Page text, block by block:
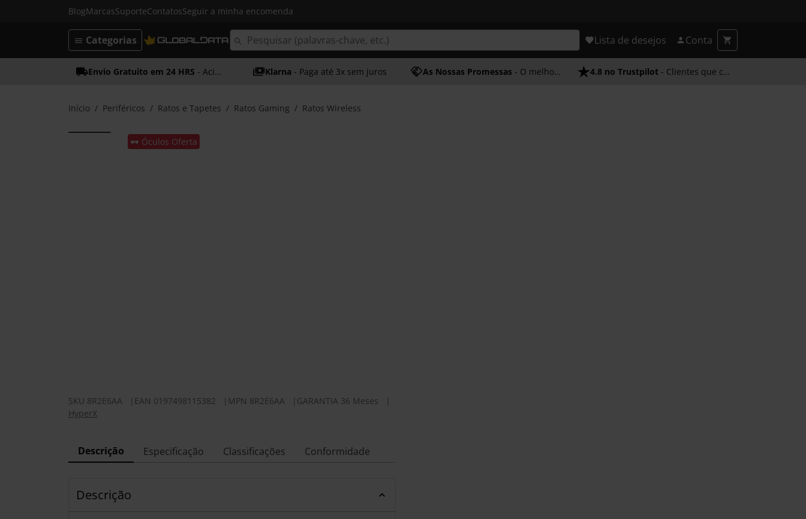
BlogMarcasSuporteContatosSeguir a minha encomenda
Lista de desejos Conta
Categorias
Envio Gratuito em 24 HRS - Acima dos 50€ Klarna - Paga até 3x sem juros As Nossas Promessas - O melhor atendimento 4.8 no Trustpilot - Clientes que confiam em nós
Início Periféricos Ratos e Tapetes Ratos Gaming Ratos Wireless
🕶️ Óculos Oferta
SKU 8R2E6AA EAN 0197498115382 MPN 8R2E6AA GARANTIA 36 Meses
HyperX
Descrição Especificação Classificações Conformidade
Descrição